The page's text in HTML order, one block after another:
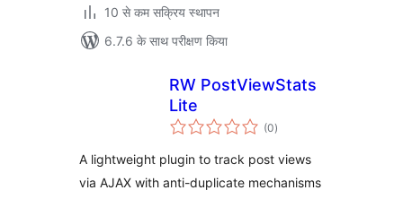
10 से कम सक्रिय स्थापन
6.7.6 के साथ परीक्षण किया
RW PostViewStats
Lite
(0कुल
दर)
A lightweight plugin to track post views
via AJAX with anti-duplicate mechanisms